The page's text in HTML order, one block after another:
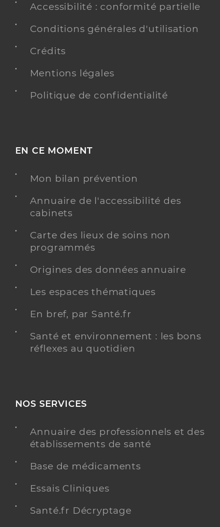
Accessibilité : conformité partielle
Conditions générales d'utilisation
Crédits
Mentions légales
Politique de confidentialité
EN CE MOMENT
Mon bilan prévention
Annuaire de l'accessibilité des
cabinets
Carte des lieux de soins non
programmés
Origines des données annuaire
Les espaces thématiques
En bref, par Santé.fr
Santé et environnement : les bons
réflexes au quotidien
NOS SERVICES
Annuaire des professionnels et des
établissements de santé
Base de médicaments
Essais Cliniques
Santé.fr Décryptage